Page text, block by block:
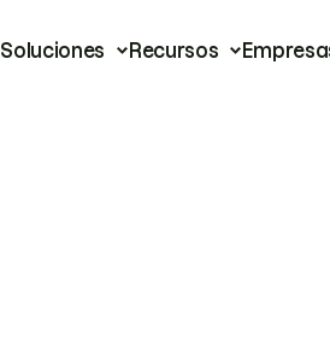
Soluciones Recursos